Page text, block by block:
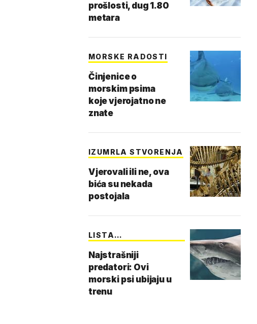
prošlosti, dug 1.80
metara
MORSKE RADOSTI
Činjenice o
morskim psima
koje vjerojatno ne
znate
IZUMRLA STVORENJA
Vjerovali ili ne, ova
bića su nekada
postojala
LISTA
Najstrašniji
predatori: Ovi
morski psi ubijaju u
trenu